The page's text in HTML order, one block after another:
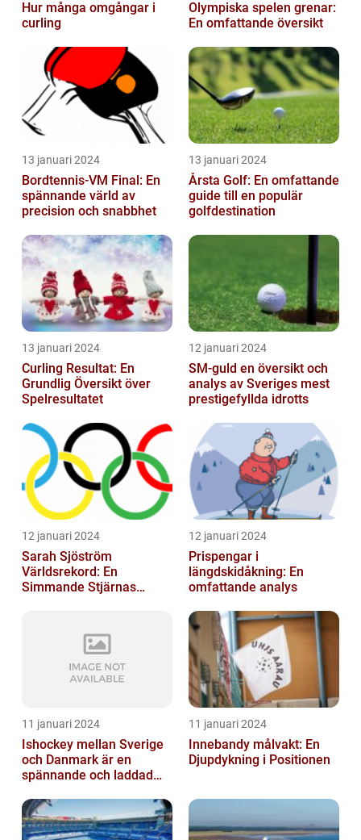
Hur många omgångar i
curling
Olympiska spelen grenar:
En omfattande översikt
13 januari 2024
Bordtennis-VM Final: En
spännande värld av
precision och snabbhet
13 januari 2024
Årsta Golf: En omfattande
guide till en populär
golfdestination
13 januari 2024
Curling Resultat: En
Grundlig Översikt över
Spelresultatet
12 januari 2024
SM-guld en översikt och
analys av Sveriges mest
prestigefyllda idrotts
12 januari 2024
Sarah Sjöström
Världsrekord: En
Simmande Stjärnas
12 januari 2024
Prispengar i
längdskidåkning: En
omfattande analys
11 januari 2024
Ishockey mellan Sverige
och Danmark är en
spännande och laddad
historia
11 januari 2024
Innebandy målvakt: En
Djupdykning i Positionen